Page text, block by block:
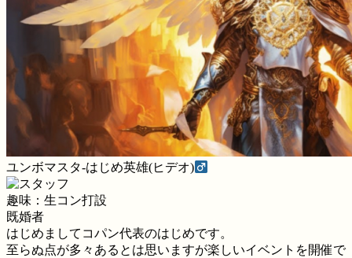
ユンボマスタ-はじめ英雄(ヒデオ)
趣味：生コン打設
既婚者
はじめましてコパン代表のはじめです。
至らぬ点が多々あるとは思いますが楽しいイベントを開催で